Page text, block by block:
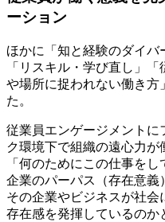
ーション
ほかに「知と経験のダイバ
「リスキル・学び直し」
や場所に捉われない働き方
た。
従業員エンゲージメントに
ク環境下で組織の遠心力
「何のためにこの仕事を
企業のパーパス（存在意義
その企業やビジネスが社会
存在感を発揮しているの